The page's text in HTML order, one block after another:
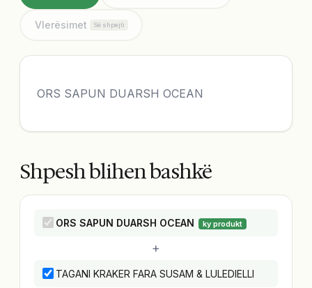
Vlerësimet Së shpejti
ORS SAPUN DUARSH OCEAN
Shpesh blihen bashkë
ORS SAPUN DUARSH OCEAN ky produkt
+
TAGANI KRAKER FARA SUSAM & LULEDIELLI